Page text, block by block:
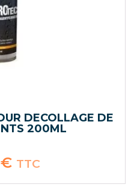
DECOLLAGE DE
200ML
€ TTC